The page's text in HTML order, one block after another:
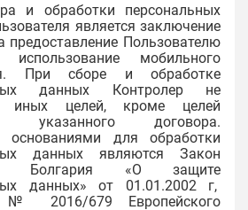
и обработки персональных
является заключение
предоставление Пользователю
мобильного
При сборе и обработке
данных Контролер не
иных целей, кроме целей
указанного договора.
основаниями для обработки
данных являются Закон
Болгария «О защите
данных» от 01.01.2002 г,
№ 2016/679 Европейского